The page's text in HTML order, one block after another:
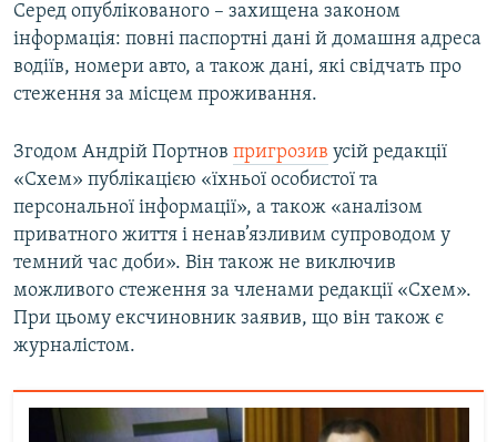
Серед опублікованого – захищена законом
інформація: повні паспортні дані й домашня адреса
водіїв, номери авто, а також дані, які свідчать про
стеження за місцем проживання.
Згодом Андрій Портнов пригрозив усій редакції
«Схем» публікацією «їхньої особистої та
персональної інформації», а також «аналізом
приватного життя і ненав’язливим супроводом у
темний час доби». Він також не виключив
можливого стеження за членами редакції «Схем».
При цьому ексчиновник заявив, що він також є
журналістом.